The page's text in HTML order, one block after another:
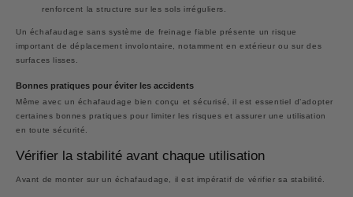
renforcent la structure sur les sols irréguliers.
Un échafaudage sans système de freinage fiable présente un risque
important de déplacement involontaire, notamment en extérieur ou sur des
surfaces lisses.
Bonnes pratiques pour éviter les accidents
Même avec un échafaudage bien conçu et sécurisé, il est essentiel d’adopter
certaines bonnes pratiques pour limiter les risques et assurer une utilisation
en toute sécurité.
Vérifier la stabilité avant chaque utilisation
Avant de monter sur un échafaudage, il est impératif de vérifier sa stabilité.